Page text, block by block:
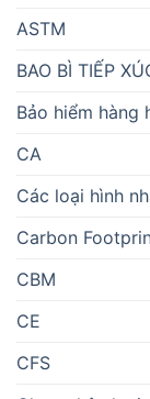
ASTM
BAO BÌ TIẾP
Bảo hiểm hàng
CA
Các loại hình
Carbon
CBM
CE
CFS